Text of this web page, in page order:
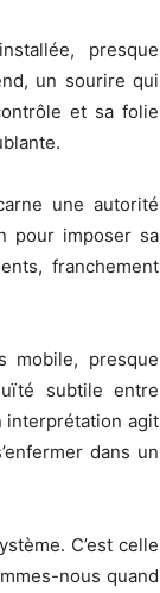
presque
un sourire qui
et sa folie
une autorité
pour imposer sa
franchement
presque
subtile entre
interprétation agit
dans un
C’est celle
nous quand